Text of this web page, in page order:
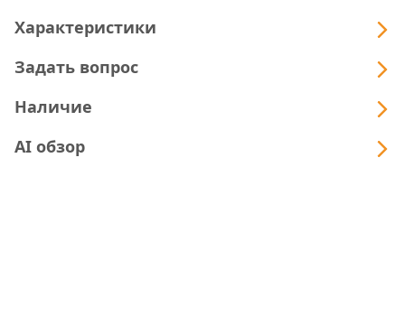
Характеристики
Задать вопрос
Наличие
AI обзор